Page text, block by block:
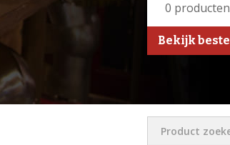
0 producten
Bekijk